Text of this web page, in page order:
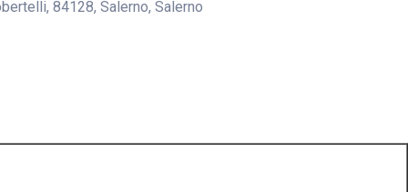
84128, Salerno, Salerno